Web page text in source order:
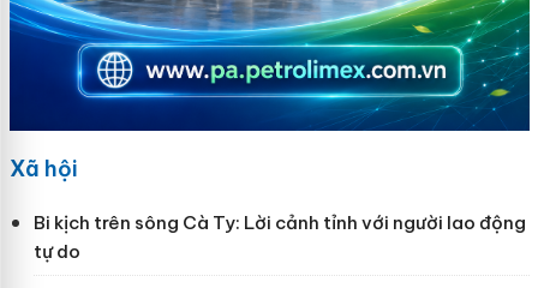
Xã hội
Bi kịch trên sông Cà Ty: Lời cảnh tỉnh với người lao động
tự do